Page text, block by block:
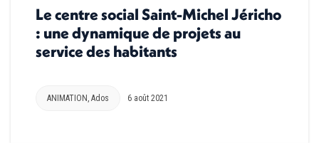
Le centre social Saint-Michel Jéricho
: une dynamique de projets au
service des habitants
ANIMATION Ados 6 août 2021